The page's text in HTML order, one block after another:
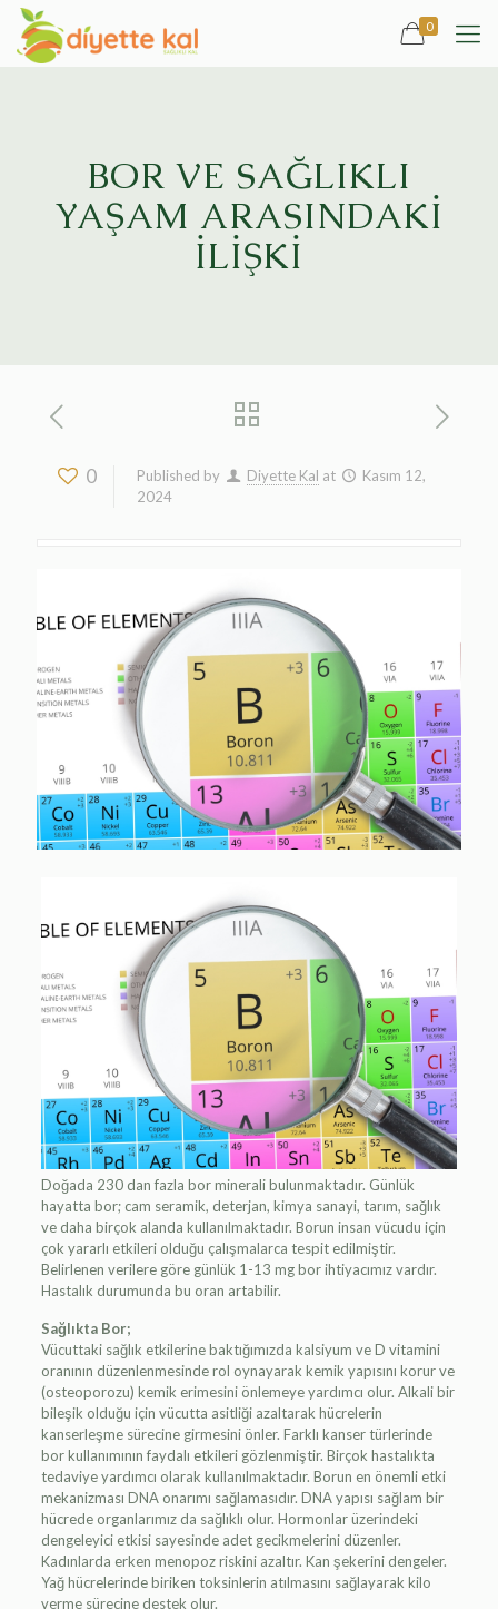
0
BOR VE SAĞLIKLI
YAŞAM ARASINDAKİ
İLİŞKİ
0 Published by Diyette Kal at
Kasım 12,
2024
Doğada 230 dan fazla bor minerali bulunmaktadır. Günlük
hayatta bor; cam seramik, deterjan, kimya sanayi, tarım, sağlık
ve daha birçok alanda kullanılmaktadır. Borun insan vücudu için
çok yararlı etkileri olduğu çalışmalarca tespit edilmiştir.
Belirlenen verilere göre günlük 1-13 mg bor ihtiyacımız vardır.
Hastalık durumunda bu oran artabilir.
Sağlıkta Bor;
Vücuttaki sağlık etkilerine baktığımızda kalsiyum ve D vitamini
oranının düzenlenmesinde rol oynayarak kemik yapısını korur ve
(osteoporozu) kemik erimesini önlemeye yardımcı olur. Alkali bir
bileşik olduğu için vücutta asitliği azaltarak hücrelerin
kanserleşme sürecine girmesini önler. Farklı kanser türlerinde
bor kullanımının faydalı etkileri gözlenmiştir. Birçok hastalıkta
tedaviye yardımcı olarak kullanılmaktadır. Borun en önemli etki
mekanizması DNA onarımı sağlamasıdır. DNA yapısı sağlam bir
hücrede organlarımız da sağlıklı olur. Hormonlar üzerindeki
dengeleyici etkisi sayesinde adet gecikmelerini düzenler.
Kadınlarda erken menopoz riskini azaltır. Kan şekerini dengeler.
Yağ hücrelerinde biriken toksinlerin atılmasını sağlayarak kilo
verme sürecine destek olur.